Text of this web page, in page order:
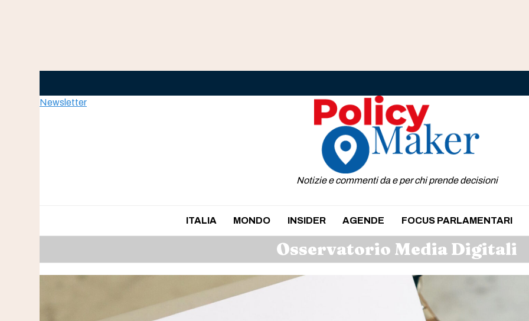
Newsletter
Notizie e commenti da e per chi prende decisioni
ITALIA MONDO INSIDER AGENDE FOCUS PARLAMENTARI
Osservatorio Media Digitali